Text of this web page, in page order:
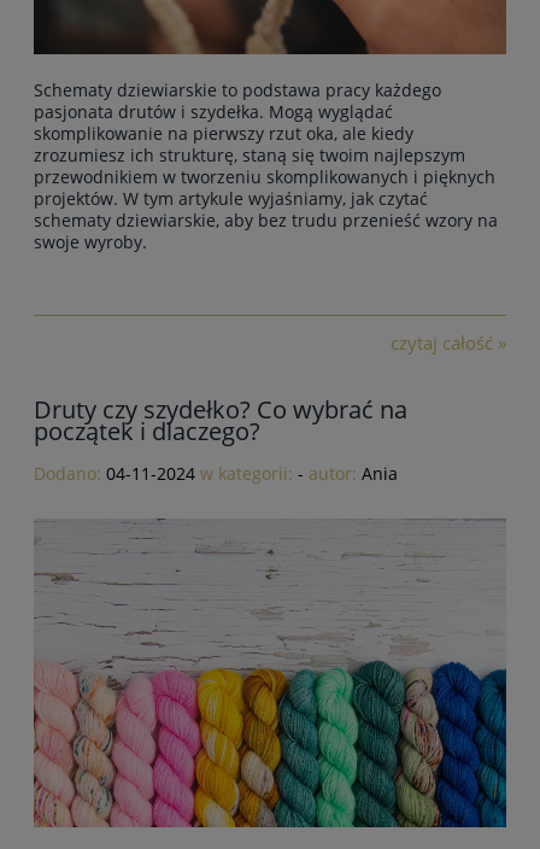
Schematy dziewiarskie to podstawa pracy każdego
pasjonata drutów i szydełka. Mogą wyglądać
skomplikowanie na pierwszy rzut oka, ale kiedy
zrozumiesz ich strukturę, staną się twoim najlepszym
przewodnikiem w tworzeniu skomplikowanych i pięknych
projektów. W tym artykule wyjaśniamy, jak czytać
schematy dziewiarskie, aby bez trudu przenieść wzory na
swoje wyroby.
czytaj całość »
Druty czy szydełko? Co wybrać na
początek i dlaczego?
Dodano: 04-11-2024 w kategorii: - autor: Ania